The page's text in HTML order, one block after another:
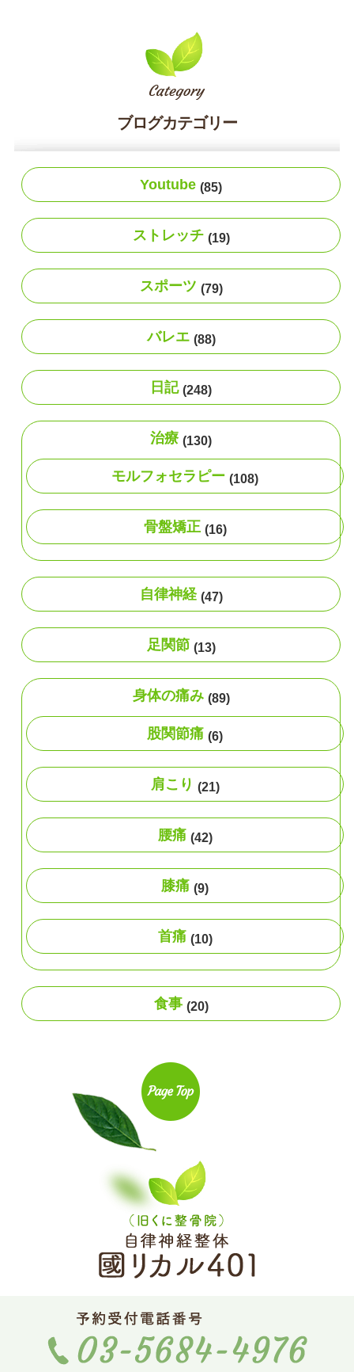
ブログカテゴリー
Youtube (85)
ストレッチ (19)
スポーツ (79)
バレエ (88)
日記 (248)
治療 (130)
モルフォセラピー (108)
骨盤矯正 (16)
自律神経 (47)
足関節 (13)
身体の痛み (89)
股関節痛 (6)
肩こり (21)
腰痛 (42)
膝痛 (9)
首痛 (10)
食事 (20)